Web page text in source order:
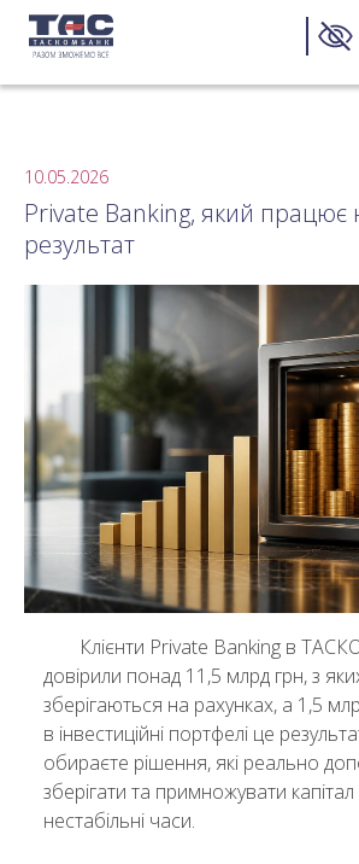
10.05.2026
Private Banking, який
результат
Клієнти Private Banking в
довірили понад 11,5 млрд грн, з
зберігаються на рахунках, а 1,5
в інвестиційні портфелі це
обираєте рішення, які реально
зберігати та примножувати капітал
нестабільні часи.